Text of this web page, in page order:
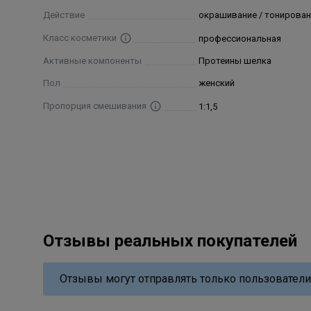
Действие окрашивание /
Класс косметики профессиональная
Активные компоненты Протеины шелка
Пол женский
Пропорция смешивания 1:1,5
Отзывы реальных покупателей
Отзывы могут отправлять только